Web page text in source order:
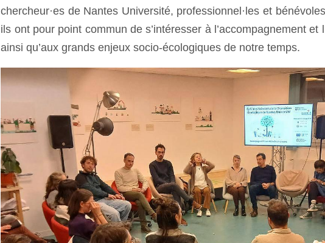
chercheur·es de Nantes Université, professionnel·les et
ils ont pour point commun de s’intéresser à l’accompagnement et
ainsi qu’aux grands enjeux socio-écologiques de notre temps.